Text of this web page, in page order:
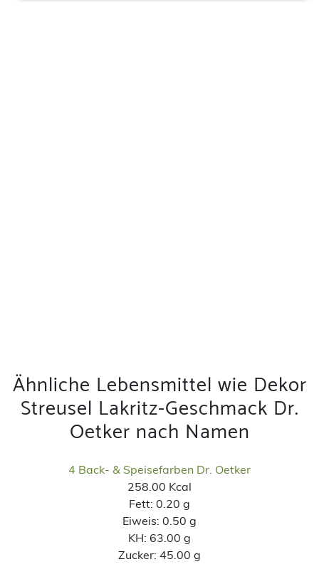
Ähnliche Lebensmittel wie Dekor
Streusel Lakritz-Geschmack Dr.
Oetker nach Namen
4 Back- & Speisefarben Dr. Oetker
258.00 Kcal
Fett: 0.20 g
Eiweis: 0.50 g
KH: 63.00 g
Zucker: 45.00 g